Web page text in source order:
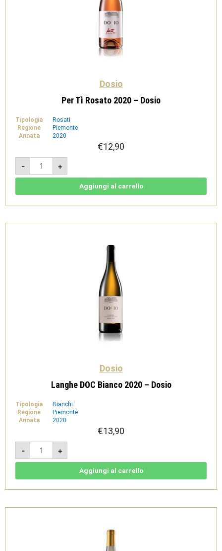
Dosio
Per Tì Rosato 2020 – Dosio
Tipologia
Rosati
Regione
Piemonte
Annata
2020
€12,90
-
Per
Rosato
2020
+
Aggiungi al carrello
Dosio
Langhe DOC Bianco 2020 – Dosio
Tipologia
Bianchi
Regione
Piemonte
Annata
2020
€13,90
-
Langhe
DOC
Bianco
2020
+
Aggiungi al carrello